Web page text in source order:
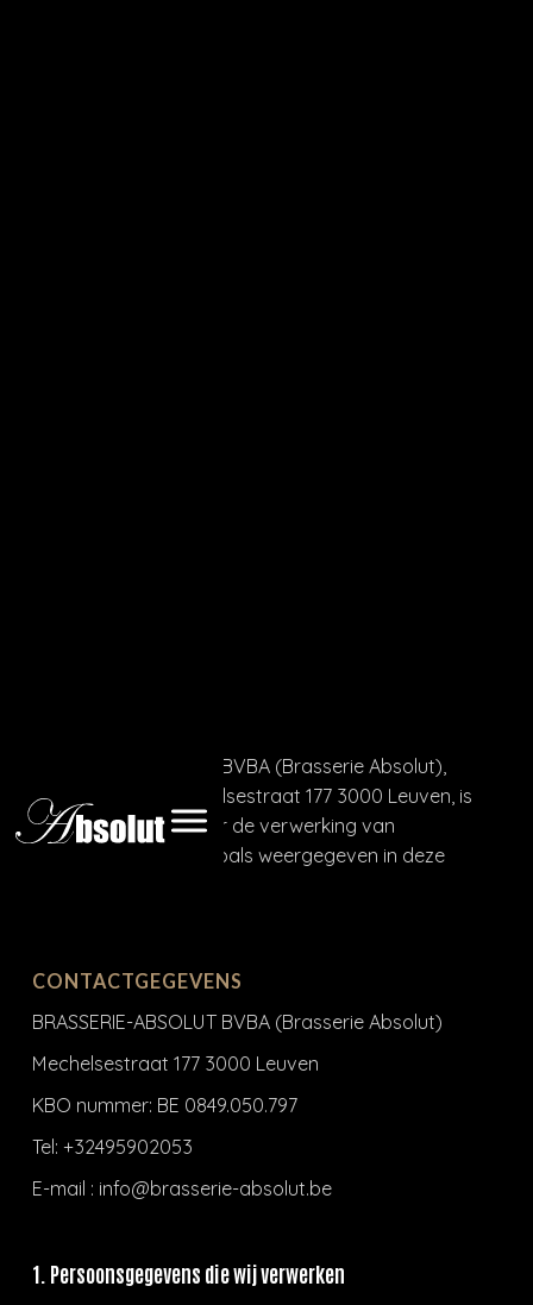
BRASSERIE-ABSOLUT BVBA (Brasserie Absolut),
gevestigd aan Mechelsestraat 177 3000 Leuven, is
verantwoordelijk voor de verwerking van
persoonsgegevens zoals weergegeven in deze
CONTACTGEGEVENS
BRASSERIE-ABSOLUT BVBA (Brasserie Absolut)
Mechelsestraat 177 3000 Leuven
KBO nummer: BE 0849.050.797
Tel: +32495902053
E-mail : info@brasserie-absolut.be
1. Persoonsgegevens die wij verwerken